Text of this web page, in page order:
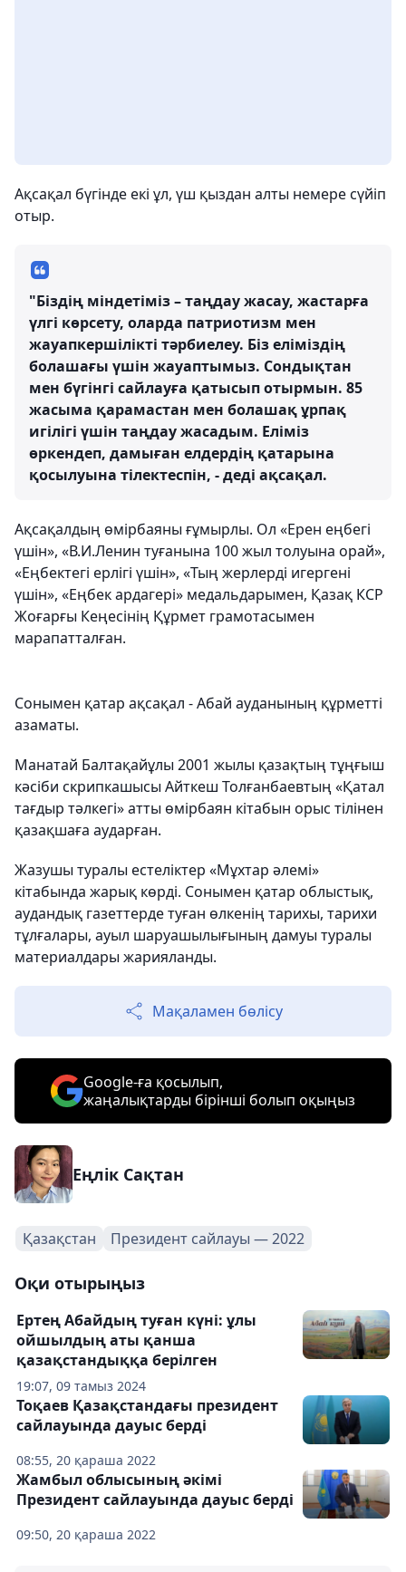
Ақсақал бүгінде екі ұл, үш қыздан алты немере сүйіп
отыр.
"Біздің міндетіміз – таңдау жасау, жастарға
үлгі көрсету, оларда патриотизм мен
жауапкершілікті тәрбиелеу. Біз еліміздің
болашағы үшін жауаптымыз. Сондықтан
мен бүгінгі сайлауға қатысып отырмын. 85
жасыма қарамастан мен болашақ ұрпақ
игілігі үшін таңдау жасадым. Еліміз
өркендеп, дамыған елдердің қатарына
қосылуына тілектеспін, - деді ақсақал.
Ақсақалдың өмірбаяны ғұмырлы. Ол «Ерен еңбегі
үшін», «В.И.Ленин туғанына 100 жыл толуына орай»,
«Еңбектегі ерлігі үшін», «Тың жерлерді игергені
үшін», «Еңбек ардагері» медальдарымен, Қазақ КСР
Жоғарғы Кеңесінің Құрмет грамотасымен
марапатталған.
Сонымен қатар ақсақал - Абай ауданының құрметті
азаматы.
Манатай Балтақайұлы 2001 жылы қазақтың тұңғыш
кәсіби скрипкашысы Айткеш Толғанбаевтың «Қатал
тағдыр тәлкегі» атты өмірбаян кітабын орыс тілінен
қазақшаға аударған.
Жазушы туралы естеліктер «Мұхтар әлемі»
кітабында жарық көрді. Сонымен қатар облыстық,
аудандық газеттерде туған өлкенің тарихы, тарихи
тұлғалары, ауыл шаруашылығының дамуы туралы
материалдары жарияланды.
Мақаламен бөлісу
Google-ға қосылып,
жаңалықтарды бірінші болып оқыңыз
Еңлік Сақтан
Қазақстан Президент сайлауы — 2022
Оқи отырыңыз
19:07, 09 тамыз 2024
Ертең Абайдың туған күні: ұлы
ойшылдың аты қанша
қазақстандыққа берілген
08:55, 20 қараша 2022
Тоқаев Қазақстандағы президент
сайлауында дауыс берді
09:50, 20 қараша 2022
Жамбыл облысының әкімі
Президент сайлауында дауыс берді